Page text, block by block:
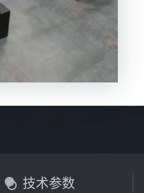
技术参数